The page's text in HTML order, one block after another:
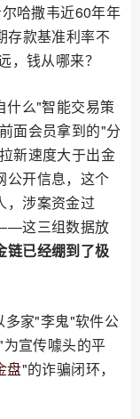
哈撒韦近60年年
存款基准利率不
，钱从哪来？
什么"智能交易策
面会员拿到的"分
新速度大于出金
公开信息，这个
，涉案资金过
这三组数据放
链已经绷到了极
多家"李鬼"软件公
宣传噱头的平
盘"的诈骗闭环，